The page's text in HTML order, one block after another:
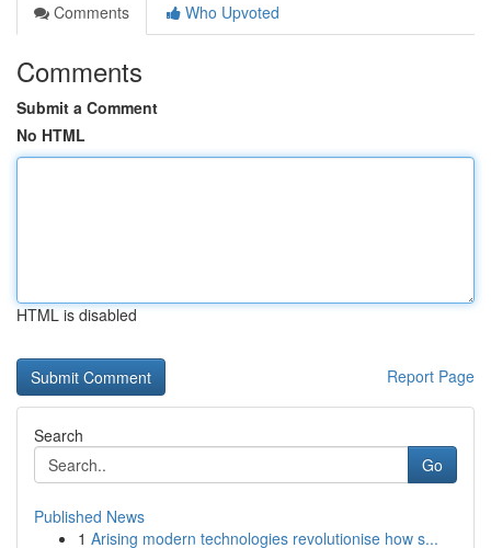
Comments
Who Upvoted
Comments
Submit a Comment
No HTML
HTML is disabled
Report Page
Search
Go
Published News
1 Arising modern technologies revolutionise how s...